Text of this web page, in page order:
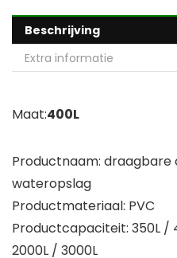
Beschrijving
Extra informatie
Maat:400L
Productnaam:
wateropslag
Productmateriaal: PVC
Productcapaciteit: 350L /
2000L / 3000L